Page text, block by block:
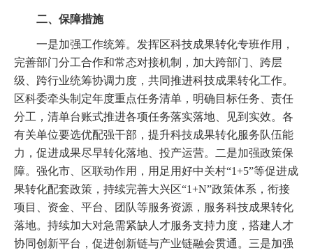
二、保障措施
一是加强工作统筹。发挥区科技成果转化专班作用，
完善部门分工合作和常态对接机制，加大跨部门、跨层
级、跨行业统筹协调力度，共同推进科技成果转化工作。
区科委牵头制定年度重点任务清单，明确目标任务、责任
分工，清单台账式推进各项任务落实落地、见到实效。各
有关单位要选优配强干部，提升科技成果转化服务队伍能
力，促进成果尽早转化落地、投产运营。二是加强政策保
障。强化市、区联动作用，用足用好中关村“1+5”等促进成
果转化配套政策，持续完善大兴区“1+N”政策体系，衔接
项目、资金、平台、团队等服务资源，服务科技成果转化
落地。持续加大对急需紧缺人才服务支持力度，搭建人才
协同创新平台，促进创新链与产业链融会贯通。三是加强